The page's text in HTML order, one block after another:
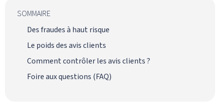
SOMMAIRE
Des fraudes à haut risque
Le poids des avis clients
Comment contrôler les avis clients ?
Foire aux questions (FAQ)